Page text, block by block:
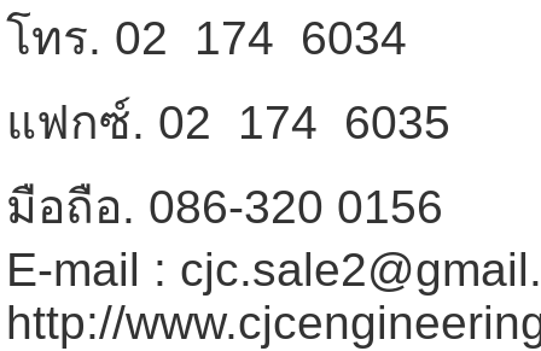
โทร. 02  174  6034
แฟกซ์. 02  174  6035
มือถือ. 086-320 0156
E-mail :
http://